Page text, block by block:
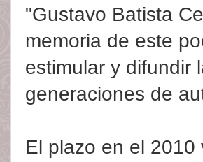
"Gustavo Batista
memoria de este
estimular y difundir
generaciones de
El plazo en el